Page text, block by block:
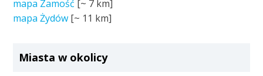
mapa Zamość [~ 7 km]
mapa Żydów [~ 11 km]
Miasta w okolicy